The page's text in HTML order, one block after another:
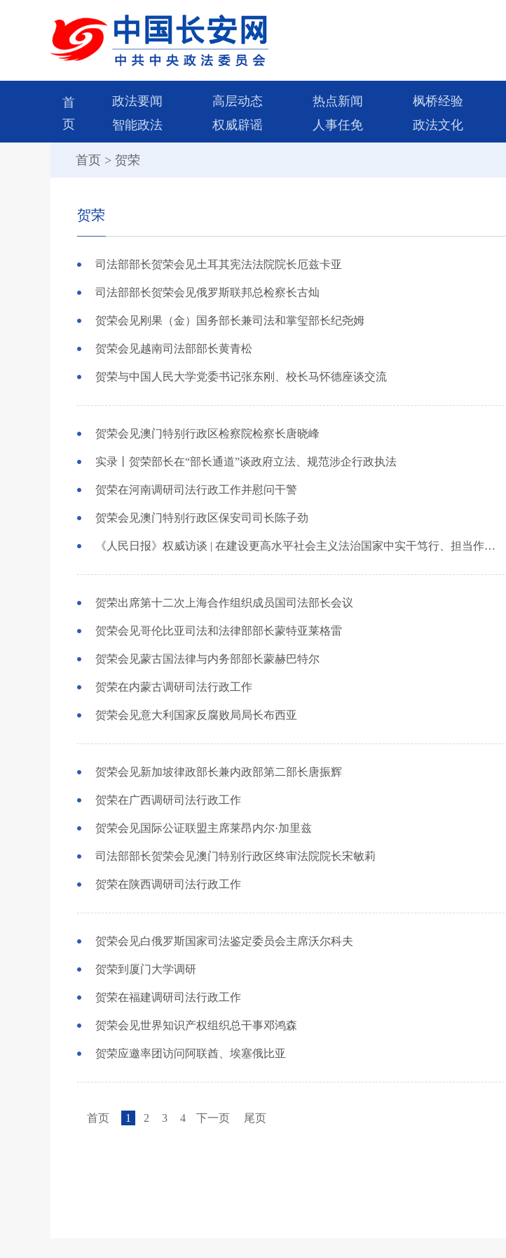
首
页
政法要闻 高层动态 热点新闻 枫桥经验
智能政法
权威辟谣 人事任免 政法文化
首页 > 贺荣
贺荣
司法部部长贺荣会见土耳其宪法法院院长厄兹卡亚
司法部部长贺荣会见俄罗斯联邦总检察长古灿
贺荣会见刚果（金）国务部长兼司法和掌玺部长纪尧姆
贺荣会见越南司法部部长黄青松
贺荣与中国人民大学党委书记张东刚、校长马怀德座谈交流
贺荣会见澳门特别行政区检察院检察长唐晓峰
实录丨贺荣部长在“部长通道”谈政府立法、规范涉企行政执法
贺荣在河南调研司法行政工作并慰问干警
贺荣会见澳门特别行政区保安司司长陈子劲
《人民日报》权威访谈 | 在建设更高水平社会主义法治国家中实干笃行、担当作为——访司法部党组书记、部长贺荣
贺荣出席第十二次上海合作组织成员国司法部长会议
贺荣会见哥伦比亚司法和法律部部长蒙特亚莱格雷
贺荣会见蒙古国法律与内务部部长蒙赫巴特尔
贺荣在内蒙古调研司法行政工作
贺荣会见意大利国家反腐败局局长布西亚
贺荣会见新加坡律政部长兼内政部第二部长唐振辉
贺荣在广西调研司法行政工作
贺荣会见国际公证联盟主席莱昂内尔·加里兹
司法部部长贺荣会见澳门特别行政区终审法院院长宋敏莉
贺荣在陕西调研司法行政工作
贺荣会见白俄罗斯国家司法鉴定委员会主席沃尔科夫
贺荣到厦门大学调研
贺荣在福建调研司法行政工作
贺荣会见世界知识产权组织总干事邓鸿森
贺荣应邀率团访问阿联酋、埃塞俄比亚
首页 1 2 3 4 下一页 尾页